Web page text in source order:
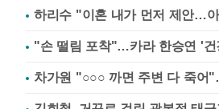
하리수 "이혼 내가 먼저 제안…
"손 떨림 포착"…카라 한승연 '건
차가원 "○○○ 까면 주변 다 죽어